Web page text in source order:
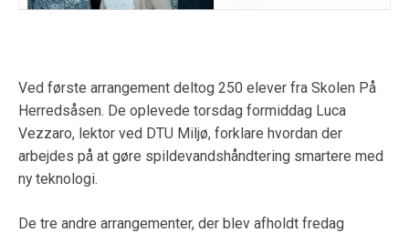
Ved første arrangement deltog 250 elever fra Skolen På
Herredsåsen. De oplevede torsdag formiddag Luca
Vezzaro, lektor ved DTU Miljø, forklare hvordan der
arbejdes på at gøre spildevandshåndtering smartere med
ny teknologi.
De tre andre arrangementer, der blev afholdt fredag